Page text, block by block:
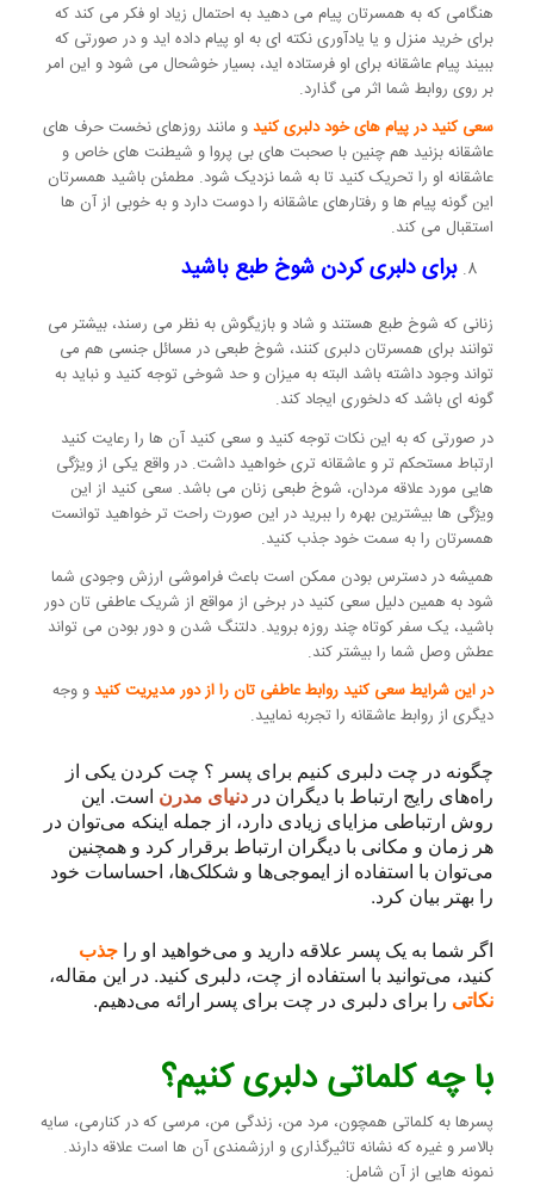
هنگامی که به همسرتان پیام می دهید به احتمال زیاد او فکر می کند که
برای خرید منزل و یا یادآوری نکته ای به او پیام داده اید و در صورتی که
ببیند پیام عاشقانه برای او فرستاده اید، بسیار خوشحال می شود و این امر
بر روی روابط شما اثر می گذارد.
سعی کنید در پیام های خود دلبری کنیدو مانند روزهای نخست حرف های
عاشقانه بزنید هم چنین با صحبت های بی پروا و شیطنت های خاص و
عاشقانه او را تحریک کنید تا به شما نزدیک شود. مطمئن باشید همسرتان
این گونه پیام ها و رفتارهای عاشقانه را دوست دارد و به خوبی از آن ها
استقبال می کند.
برای دلبری کردن شوخ طبع باشید
زنانی که شوخ طبع هستند و شاد و بازیگوش به نظر می رسند، بیشتر می
توانند برای همسرتان دلبری کنند، شوخ طبعی در مسائل جنسی هم می
تواند وجود داشته باشد البته به میزان و حد شوخی توجه کنید و نباید به
گونه ای باشد که دلخوری ایجاد کند.
در صورتی که به این نکات توجه کنید و سعی کنید آن ها را رعایت کنید
ارتباط مستحکم تر و عاشقانه تری خواهید داشت. در واقع یکی از ویژگی
هایی مورد علاقه مردان، شوخ طبعی زنان می باشد. سعی کنید از این
ویژگی ها بیشترین بهره را ببرید در این صورت راحت تر خواهید توانست
همسرتان را به سمت خود جذب کنید.
همیشه در دسترس بودن ممکن است باعث فراموشی ارزش وجودی شما
شود به همین دلیل سعی کنید در برخی از مواقع از شریک عاطفی تان دور
باشید، یک سفر کوتاه چند روزه بروید. دلتنگ شدن و دور بودن می تواند
عطش وصل شما را بیشتر کند.
در این شرایط سعی کنید روابط عاطفی تان را از دور مدیریت کنیدو وجه
دیگری از روابط عاشقانه را تجربه نمایید.
چگونه در چت دلبری کنیم برای پسر ؟ چت کردن یکی از
راه‌های رایج ارتباط با دیگران در دنیای مدرن است. این
روش ارتباطی مزایای زیادی دارد، از جمله اینکه می‌توان در
هر زمان و مکانی با دیگران ارتباط برقرار کرد و همچنین
می‌توان با استفاده از ایموجی‌ها و شکلک‌ها، احساسات خود
را بهتر بیان کرد.
اگر شما به یک پسر علاقه دارید و می‌خواهید او را جذب
کنید، می‌توانید با استفاده از چت، دلبری کنید. در این مقاله،
نکاتی را برای دلبری در چت برای پسر ارائه می‌دهیم.
با چه کلماتی دلبری کنیم؟
پسرها به کلماتی همچون، مرد من، زندگی من، مرسی که در کنارمی، سایه
بالاسر و غیره که نشانه تاثیرگذاری و ارزشمندی آن ها است علاقه دارند.
نمونه هایی از آن شامل: